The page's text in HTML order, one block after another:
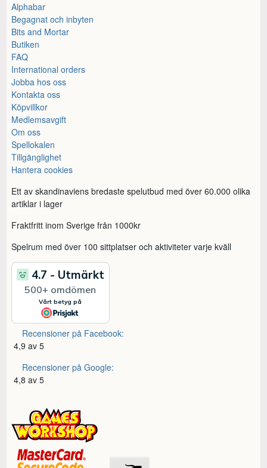
Alphabar
Begagnat och inbyten
Bits and Mortar
Butiken
FAQ
International orders
Jobba hos oss
Kontakta oss
Köpvillkor
Medlemsavgift
Om oss
Spellokalen
Tillgänglighet
Hantera cookies
Ett av skandinaviens bredaste spelutbud med över 60.000 olika
artiklar i lager
Fraktfritt inom Sverige från 1000kr
Spelrum med över 100 sittplatser och aktiviteter varje kväll
Recensioner på Facebook:
4,9 av 5
Recensioner på Google:
4,8 av 5